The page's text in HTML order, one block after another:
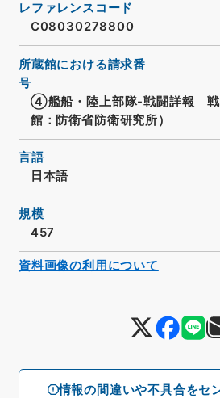
情報の間違いや不具合をセ
レファレンスコード
C08030278800
所蔵館における請求番
号
④艦船・陸上部隊-戦闘詳報 戦
館：防衛省防衛研究所）
言語
日本語
規模
457
資料画像の利用について